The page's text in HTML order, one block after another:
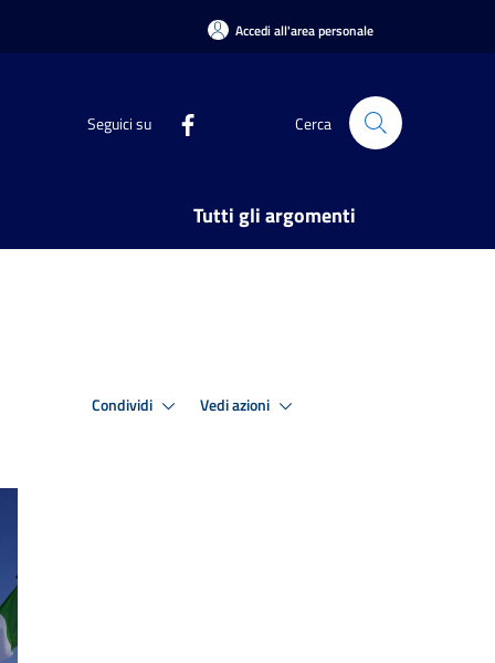
Accedi all'area personale
Seguici su Cerca
Tutti gli argomenti
Condividi Vedi azioni